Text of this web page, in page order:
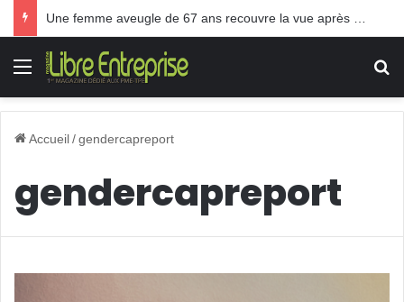
Menu
Accueil/gendercapreport
gendercapreport